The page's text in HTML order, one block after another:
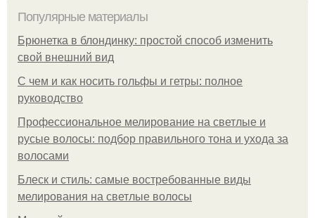
Популярные материалы
Брюнетка в блондинку: простой способ изменить
свой внешний вид
С чем и как носить гольфы и гетры: полное
руководство
Профессиональное мелирование на светлые и
русые волосы: подбор правильного тона и ухода за
волосами
Блеск и стиль: самые востребованные виды
мелирования на светлые волосы